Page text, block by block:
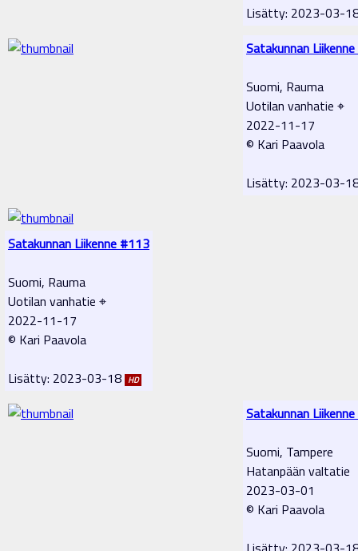
Lisätty: 2023-03-
Satakunnan
Suomi, Rauma
Uotilan vanhatie ⌖
2022-11-17
© Kari Paavola
Lisätty: 2023-03-
Satakunnan Liikenne #113
Suomi, Rauma
Uotilan vanhatie ⌖
2022-11-17
© Kari Paavola
Lisätty: 2023-03-18 HD
Satakunnan
Suomi, Tampere
Hatanpään valtatie
2023-03-01
© Kari Paavola